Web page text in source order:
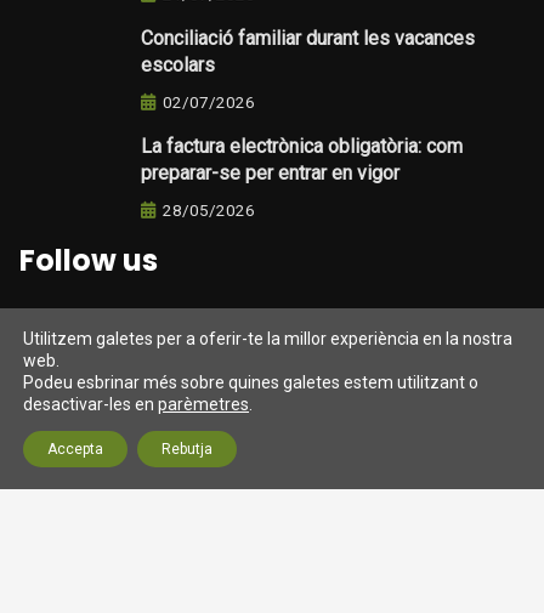
Conciliació familiar durant les vacances
escolars
02/07/2026
La factura electrònica obligatòria: com
preparar-se per entrar en vigor
28/05/2026
Follow us
Darrers tweets
Tweets from https://twitter.com/twitter/lists/official-
twitter-accts
Utilitzem galetes per a oferir-te la millor experiència en la nostra
web.
Podeu esbrinar més sobre quines galetes estem utilitzant o
desactivar-les en parèmetres
Accepta Rebutja